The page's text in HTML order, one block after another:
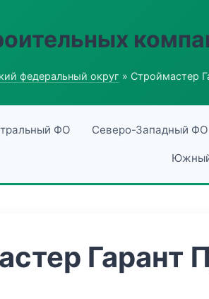
федеральный округ » Строймастер
ФО Северо-Западный ФО
Гарант